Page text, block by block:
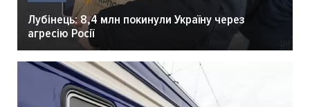
Лубінець: 8,4 млн покинули Україну через
агресію Росії